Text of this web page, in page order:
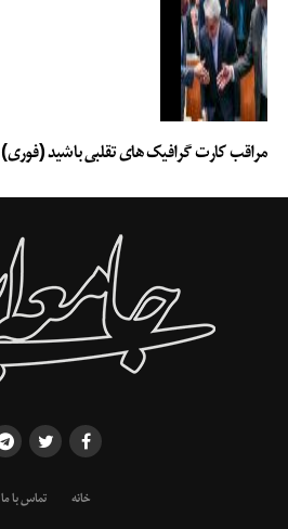
مراقب کارت گرافیک های تقلبی باشید (فوری)
خانه تماس با ما